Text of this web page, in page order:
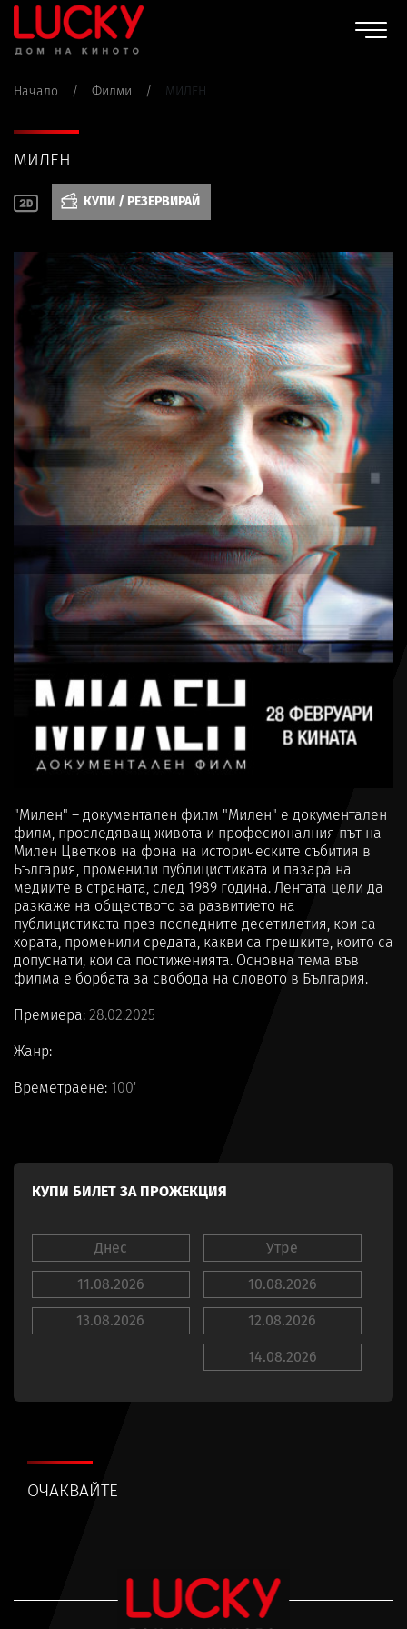
Начало / Филми / МИЛЕН
МИЛЕН
КУПИ / РЕЗЕРВИРАЙ
"Милен" – документален филм "Милен" е документален
филм, проследяващ живота и професионалния път на
Милен Цветков на фона на историческите събития в
България, променили публицистиката и пазара на
медиите в страната, след 1989 година. Лентата цели да
разкаже на обществото за развитието на
публицистиката през последните десетилетия, кои са
хората, променили средата, какви са грешките, които са
допуснати, кои са постиженията. Основна тема във
филма е борбата за свобода на словото в България.
Премиера: 28.02.2025
Жанр:
Времетраене: 100'
КУПИ БИЛЕТ ЗА ПРОЖЕКЦИЯ
Днес Утре
10.08.2026
11.08.2026
12.08.2026
13.08.2026
14.08.2026
ОЧАКВАЙТЕ